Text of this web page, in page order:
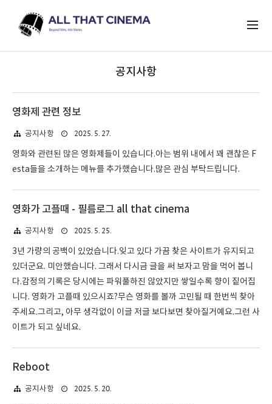
공지사항
영화제 관련 정보
공지사항 2025. 5. 27.
영화와 관련된 많은 영화제들이 있습니다.아는 범위 내에서 꽤 괜찮은 F
esta들을 소개하는 메뉴를 추가했습니다.많은 관심 부탁드립니다.
영화가 고플때 - 필름로그 all that cinema
공지사항 2025. 5. 25.
3년 가량의 공백이 있었습니다.잊고 있다 가끔 찾은 사이트가 유지되고
있더군요. 미안했습니다. 그래서 다시금 글을 써 보자고 맘을 먹어 봅니
다.감정의 기록은 당시에는 파워풀하진 않았지만 쌓일수록 향이 짙어집
니다. 영화가 고플때 있으시죠?무슨 영화를 볼까 고민될 때 한번씩 찾아
주세요.그리고, 아무 생각없이 이글 저글 보다보면 찾아질거예요.그런 사
이트가 되고 싶네요.
Reboot
공지사항 2025. 5. 20.